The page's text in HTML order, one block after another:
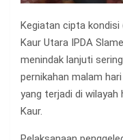
Kegiatan cipta kondisi
Kaur Utara IPDA
menindak lanjuti
pernikahan malam
yang terjadi di wilayah
Kaur.